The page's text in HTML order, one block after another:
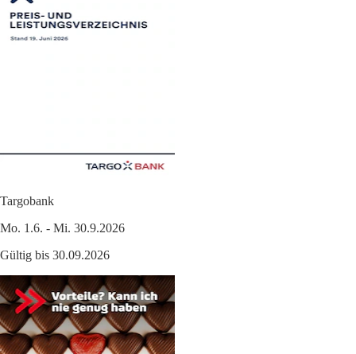
Targobank
Mo. 1.6. - Mi. 30.9.2026
Gültig bis 30.09.2026